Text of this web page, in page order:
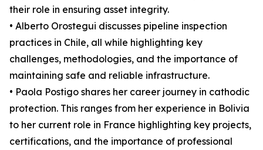
their role in ensuring asset integrity.
• Alberto Orostegui discusses pipeline inspection
practices in Chile, all while highlighting key
challenges, methodologies, and the importance of
maintaining safe and reliable infrastructure.
• Paola Postigo shares her career journey in cathodic
protection. This ranges from her experience in Bolivia
to her current role in France highlighting key projects,
certifications, and the importance of professional